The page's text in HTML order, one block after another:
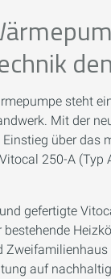
steht
Mit der
über das
250-A (Typ
gefertigte
auf